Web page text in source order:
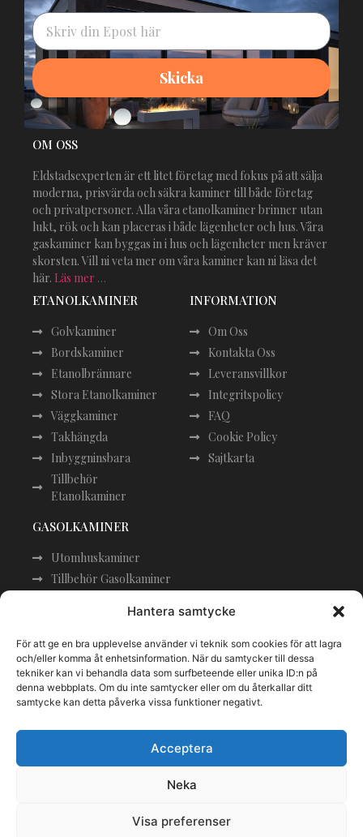
Hantera samtycke
För att ge en bra upplevelse använder vi teknik som cookies för att lagra
och/eller komma åt enhetsinformation. När du samtycker till dessa
tekniker kan vi behandla data som surfbeteende eller unika ID:n på
denna webbplats. Om du inte samtycker eller om du återkallar ditt
samtycke kan detta påverka vissa funktioner negativt.
Acceptera
Neka
Visa preferenser
Skicka
Alternative:
OM OSS
Eldstadsexperten är ett litet företag med fokus på att sälja
moderna, prisvärda och säkra kaminer till både företag
och privatpersoner. Alla våra etanolkaminer brinner utan
lukt, rök och kan placeras i både lägenheter och hus. Våra
gaskaminer kan byggas in i hus och lägenheter men kräver
skorsten. Vill ni veta mer om våra kaminer kan ni läsa det
här. Läs mer …
ETANOLKAMINER
Golvkaminer
Bordskaminer
Etanolbrännare
Stora Etanolkaminer
Väggkaminer
Takhängda
Inbyggninsbara
Tillbehör
Etanolkaminer
GASOLKAMINER
Utomhuskaminer
Tillbehör Gasolkaminer
INFORMATION
Om Oss
Kontakta Oss
Leveransvillkor
Integritspolicy
FAQ
Cookie Policy
Sajtkarta
Adress: Slottsvägen 43, 25482 Helsingborg
Telefon: +46 (0)723 884659
Epost: Support@eldstadsexperten.se
BETALA SÄKERT